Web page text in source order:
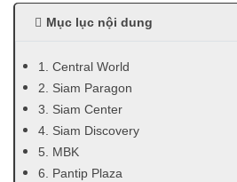
Mục lục nội dung
1. Central World
2. Siam Paragon
3. Siam Center
4. Siam Discovery
5. MBK
6. Pantip Plaza